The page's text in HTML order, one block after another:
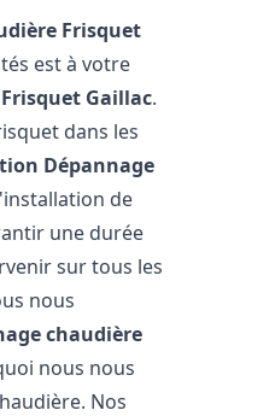
Frisquet
est à votre
Gaillac.
dans les
Dépannage
de
une durée
sur tous les
nous
chaudière
nous nous
Nos